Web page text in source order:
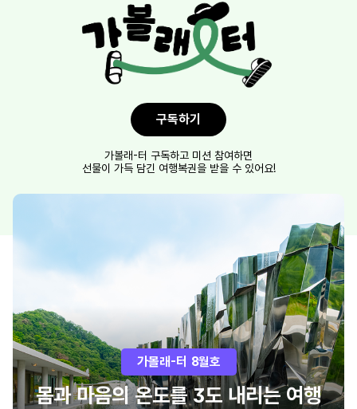
구독하기
가볼래-터 구독하고 미션 참여하면
선물이 가득 담긴 여행복권을 받을 수 있어요!
가볼래-터 8월호
몸과 마음의 온도를 3도 내리는 여행